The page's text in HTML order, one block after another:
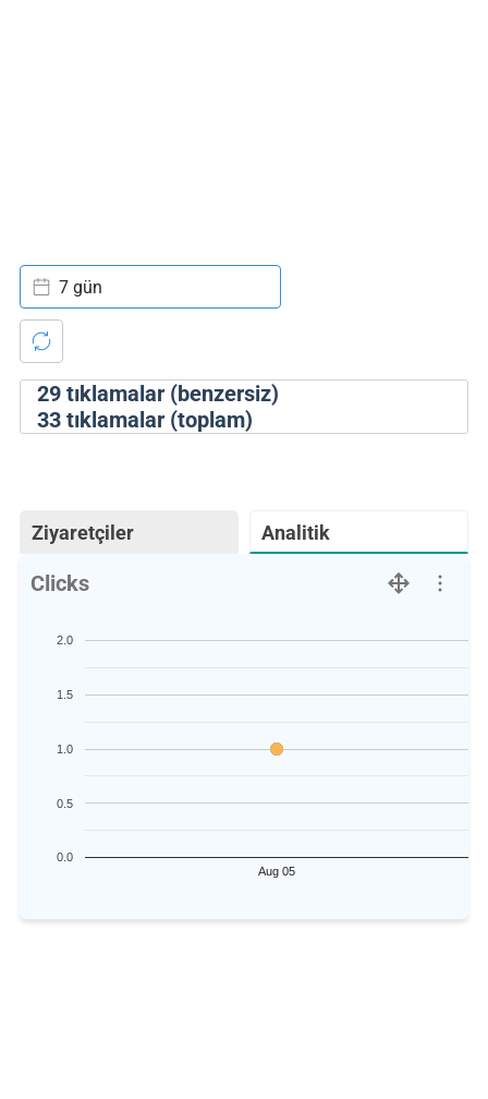
29tıklamalar (benzersiz)
33tıklamalar (toplam)
7 gün
Ziyaretçiler Analitik
Clicks
Aug 05
0.0
0.5
1.0
1.5
2.0